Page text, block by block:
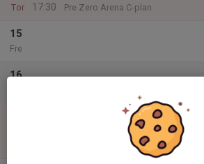
Tor
17:30
Pre Zero Arena C-plan
15
Fre
16
Match mot Stångebro United
Lambohov Konstgräsplan